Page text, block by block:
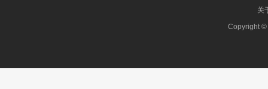
关
Copyright